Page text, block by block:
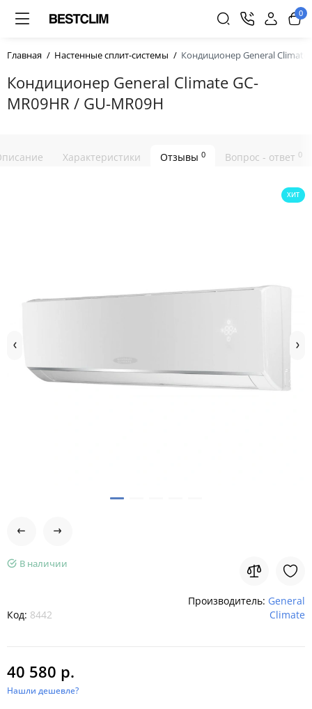
0
Главная Настенные сплит-системы Кондиционер General Climate
Кондиционер General Climate GC-
MR09HR / GU-MR09H
Характеристики Отзывы 0 Вопрос - ответ 0
ХИТ
В наличии
Код: 8442
Производитель: General
Climate
40 580 р.
Нашли дешевле?